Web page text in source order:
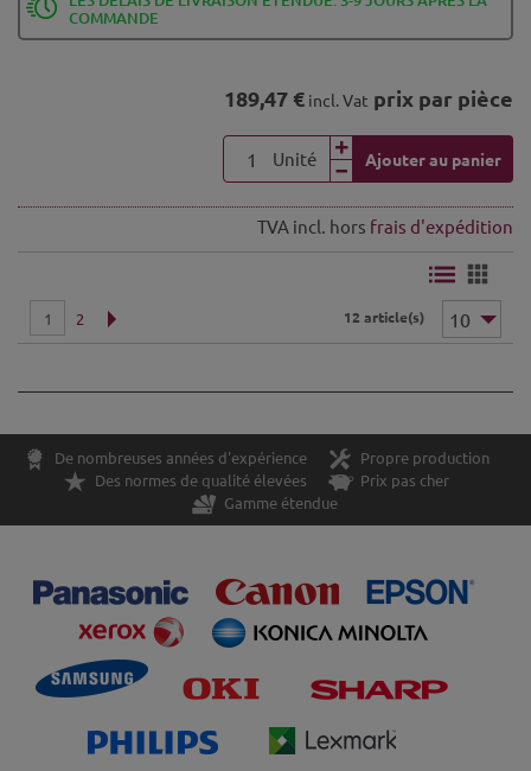
COMMANDE
189,47 € incl. Vat prix par pièce
Unité Ajouter au panier
TVA incl. hors frais d'expédition
12 article(s)
1 2
De nombreuses années d'expérience
Propre production
Des normes de qualité élevées
Prix pas cher
Gamme étendue